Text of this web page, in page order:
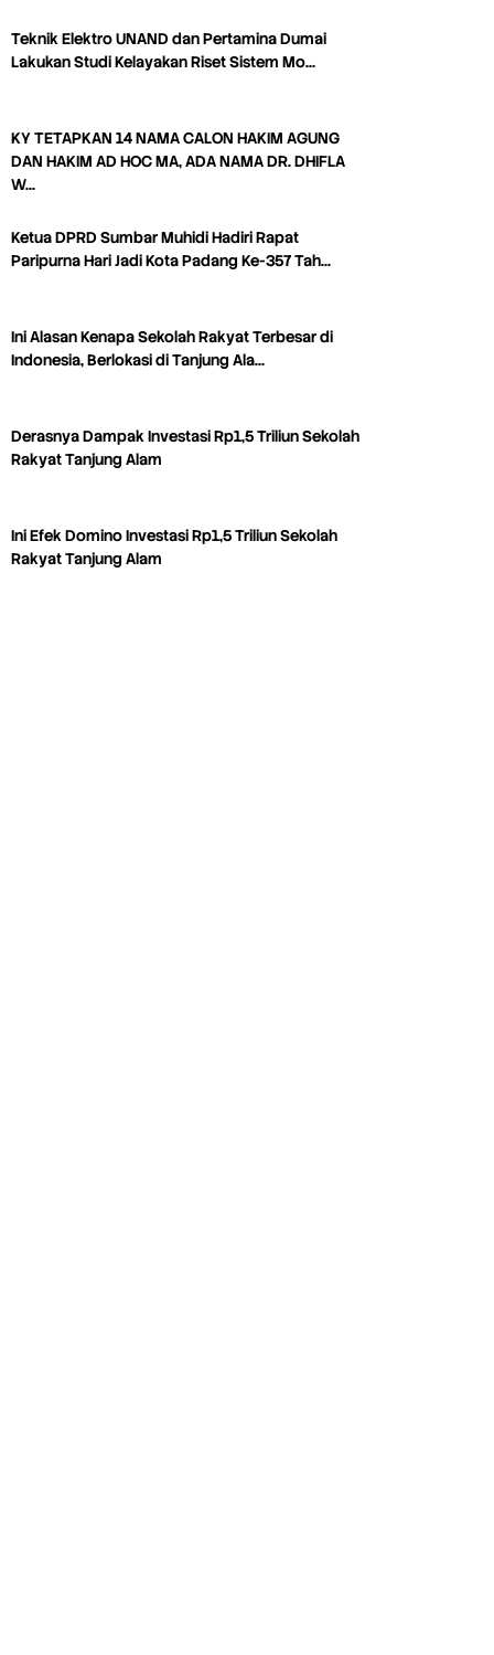
Teknik Elektro UNAND dan Pertamina Dumai
Lakukan Studi Kelayakan Riset Sistem Mo…
KY TETAPKAN 14 NAMA CALON HAKIM AGUNG
DAN HAKIM AD HOC MA, ADA NAMA DR. DHIFLA
W…
Ketua DPRD Sumbar Muhidi Hadiri Rapat
Paripurna Hari Jadi Kota Padang Ke-357 Tah…
Ini Alasan Kenapa Sekolah Rakyat Terbesar di
Indonesia, Berlokasi di Tanjung Ala…
Derasnya Dampak Investasi Rp1,5 Triliun Sekolah
Rakyat Tanjung Alam
Ini Efek Domino Investasi Rp1,5 Triliun Sekolah
Rakyat Tanjung Alam